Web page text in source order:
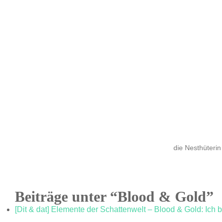
die Nesthüterin
Beiträge unter “Blood & Gold”
[Dit & dat] Elemente der Schattenwelt – Blood & Gold: Ich